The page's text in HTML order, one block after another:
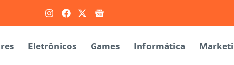
Eletrônicos Games Informática